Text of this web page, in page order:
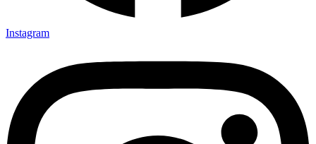
Instagram